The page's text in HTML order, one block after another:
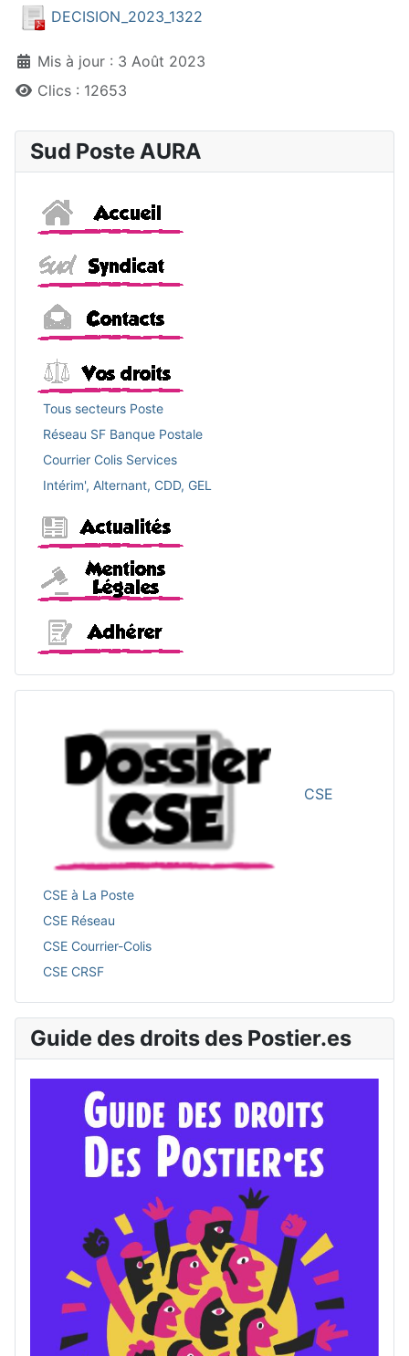
DECISION_2023_1322
DétailsMis à jour : 3 Août 2023
Clics : 12653
Sud Poste AURA
Tous secteurs Poste
Réseau SF Banque Postale
Courrier Colis Services
Intérim', Alternant, CDD, GEL
CSE
CSE à La Poste
CSE Réseau
CSE Courrier-Colis
CSE CRSF
Guide des droits des Postier.es